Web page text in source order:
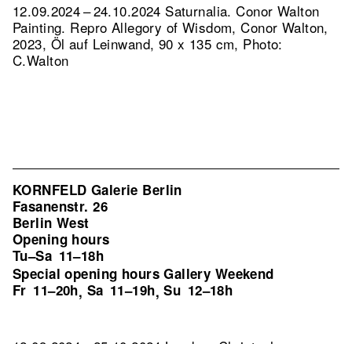
12.09.2024 – 24.10.2024 Saturnalia. Conor Walton
Painting. Repro Allegory of Wisdom, Conor Walton,
2023, Öl auf Leinwand, 90 x 135 cm, Photo:
C.Walton
KORNFELD Galerie Berlin
Fasanenstr. 26
Berlin West
Opening hours
Tu–Sa 11–18h
Special opening hours Gallery Weekend
Fr 11–20h, Sa 11–19h,Su 12–18h